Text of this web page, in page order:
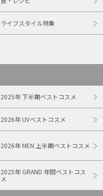
ライフスタイル特集
2025年 下半期ベストコスメ
2026年 UVベストコスメ
2026年 MEN 上半期ベストコスメ
2025年 GRAND 年間ベストコス
メ